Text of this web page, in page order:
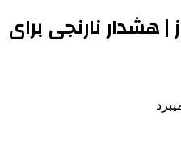
| هشدار نارنجی برای